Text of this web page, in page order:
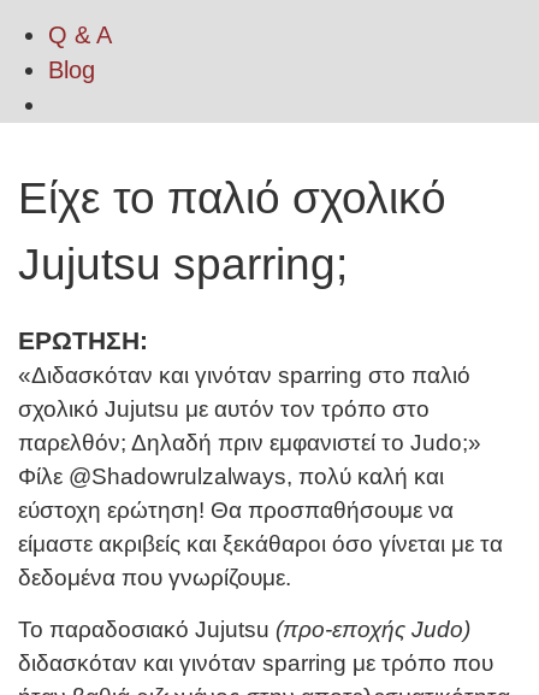
Q & A
Blog
Είχε το παλιό σχολικό
Jujutsu sparring;
ΕΡΩΤΗΣΗ:
«Διδασκόταν και γινόταν sparring στο παλιό
σχολικό Jujutsu με αυτόν τον τρόπο στο
παρελθόν; Δηλαδή πριν εμφανιστεί το Judo;»
Φίλε @Shadowrulzalways, πολύ καλή και
εύστοχη ερώτηση! Θα προσπαθήσουμε να
είμαστε ακριβείς και ξεκάθαροι όσο γίνεται με τα
δεδομένα που γνωρίζουμε.
Το παραδοσιακό Jujutsu (προ-εποχής Judo)
διδασκόταν και γινόταν sparring με τρόπο που